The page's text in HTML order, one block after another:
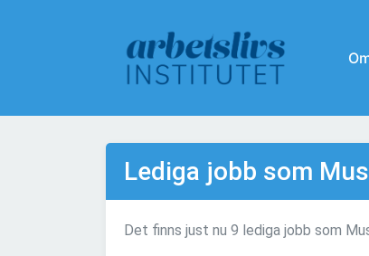
Lediga jobb som
Det finns just nu 9 lediga jobb som